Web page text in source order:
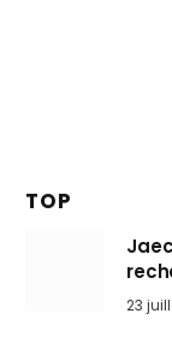
TOP
23